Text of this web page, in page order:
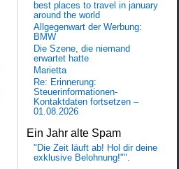
best places to travel in january
around the world
Allgegenwart der Werbung:
BMW
Die Szene, die niemand
erwartet hatte
Marietta
Re: Erinnerung:
Steuerinformationen-
Kontaktdaten fortsetzen –
01.08.2026
Ein Jahr alte Spam
"Die Zeit läuft ab! Hol dir deine
exklusive Belohnung!"".